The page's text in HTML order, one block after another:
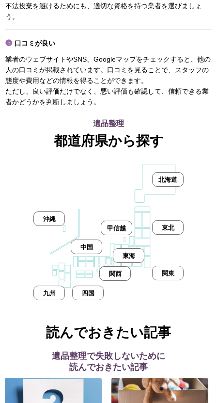
不法投棄を避けるためにも、適切な資格を持つ業者を選びましょ
う。
口コミが良い
業者のウェブサイトやSNS、Googleマップをチェックすると、他の
人の口コミが掲載されています。口コミを見ることで、スタッフの
態度や費用などの情報を得ることができます。
ただし、良い評価だけでなく、悪い評価も確認して、信頼できる業
者かどうかを判断しましょう。
遺品整理
都道府県から探す
北海道
東北
甲信越
東海
関東
関西
中国
四国
九州
沖縄
読んでおきたい記事
遺品整理で失敗しないために
読んでおきたい記事